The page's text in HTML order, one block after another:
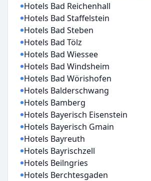
Hotels Bad Reichenhall
Hotels Bad Staffelstein
Hotels Bad Steben
Hotels Bad Tölz
Hotels Bad Wiessee
Hotels Bad Windsheim
Hotels Bad Wörishofen
Hotels Balderschwang
Hotels Bamberg
Hotels Bayerisch Eisenstein
Hotels Bayerisch Gmain
Hotels Bayreuth
Hotels Bayrischzell
Hotels Beilngries
Hotels Berchtesgaden